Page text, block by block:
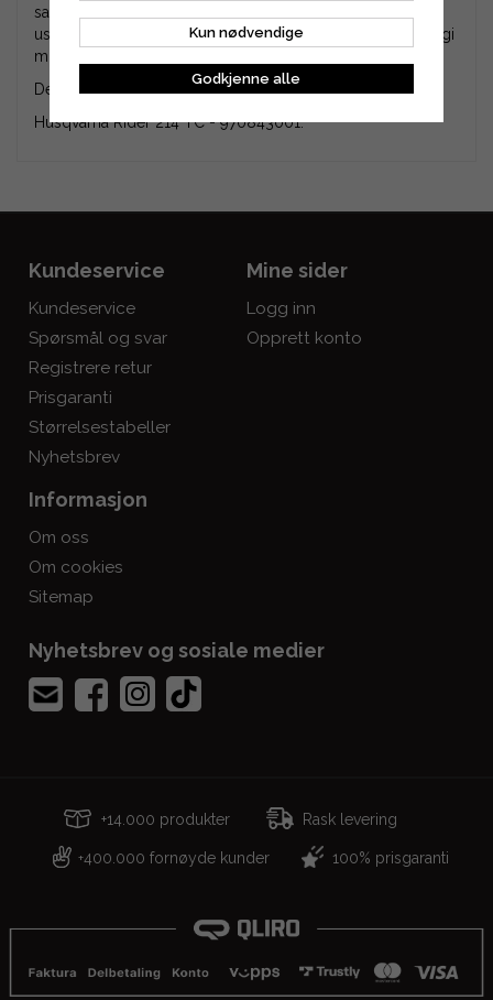
samsvarer med de du har på sitteklipperen din. Om du er
usikker. kan du kontakte en Husqvarna-forhandler og oppgi
modell, så får du originalnummer på delene av dem.
Denne pakken passer til følgende produktnummer (PNC).
Husqvarna Rider 214 TC - 970843001.
Kundeservice
Kundeservice
Spørsmål og svar
Registrere retur
Prisgaranti
Størrelsestabeller
Nyhetsbrev
Mine sider
Logg inn
Opprett konto
Informasjon
Om oss
Om cookies
Sitemap
Nyhetsbrev og sosiale medier
+14.000 produkter Rask levering
+400.000 fornøyde kunder 100% prisgaranti
Kun nødvendige
Godkjenne alle